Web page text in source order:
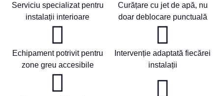
Serviciu specializat pentru
instalații interioare
Curățare cu jet de apă, nu
doar deblocare punctuală
Echipament potrivit pentru
zone greu accesibile
Intervenție adaptată fiecărei
instalații